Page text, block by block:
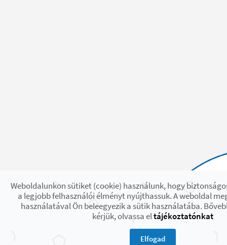
Weboldalunkon sütiket (cookie) használunk, hogy
a legjobb felhasználói élményt nyújthassuk. A weboldal
használatával Ön beleegyezik a sütik használatába.
kérjük, olvassa eltájékoztatónkat
Elfogad